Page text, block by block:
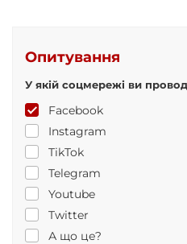
Опитування
У якій соцмережі ви
Facebook
Instagram
TikTok
Telegram
Youtube
Twitter
А що це?